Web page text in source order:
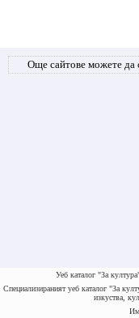
Още сайтове можете да
Уеб каталог "За
Специализираният уеб каталог "За
изкуства,